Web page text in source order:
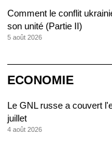
Comment le conflit
son unité (Partie II)
5 août 2026
ECONOMIE
Le GNL russe a couvert
juillet
4 août 2026